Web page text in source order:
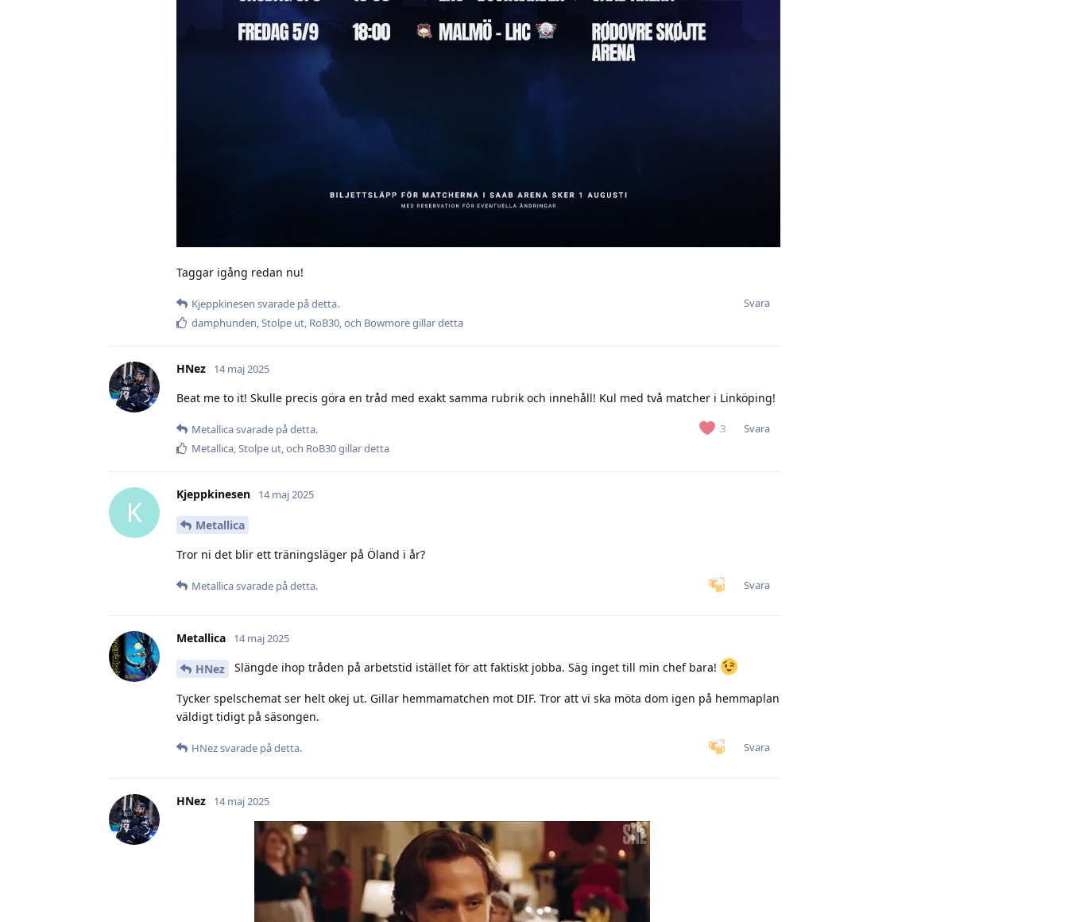
Taggar igång redan nu!
Svara
Kjeppkinesen svarade på detta.
damphunden,Stolpe ut, RoB30, och Bowmoregillar detta
HNez 14 maj 2025
Beat me to it! Skulle precis göra en tråd med exakt samma rubrik och innehåll! Kul med två matcher i Linköping!
3 Svara
Metallicasvarade på detta.
Metallica,Stolpe ut, och RoB30gillar detta
K
Kjeppkinesen 14 maj 2025
Metallica
Tror ni det blir ett träningsläger på Öland i år?
Svara
Metallicasvarade på detta.
Metallica 14 maj 2025
HNez Slängde ihop tråden på arbetstid istället för att faktiskt jobba. Säg inget till min chef bara!
Tycker spelschemat ser helt okej ut. Gillar hemmamatchen mot DIF. Tror att vi ska möta dom igen på hemmaplan
väldigt tidigt på säsongen.
Svara
HNezsvarade på detta.
HNez 14 maj 2025